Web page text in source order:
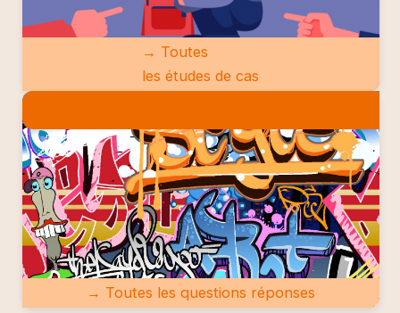
→ Toutes
les études de cas
→ Toutes les questions réponses